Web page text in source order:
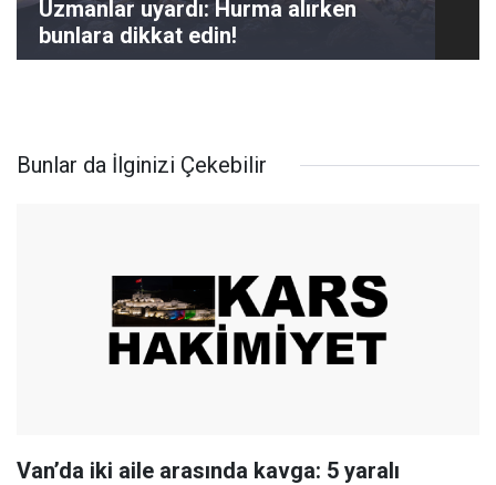
Uzmanlar uyardı: Hurma alırken
bunlara dikkat edin!
Bunlar da İlginizi Çekebilir
Van’da iki aile arasında kavga: 5 yaralı